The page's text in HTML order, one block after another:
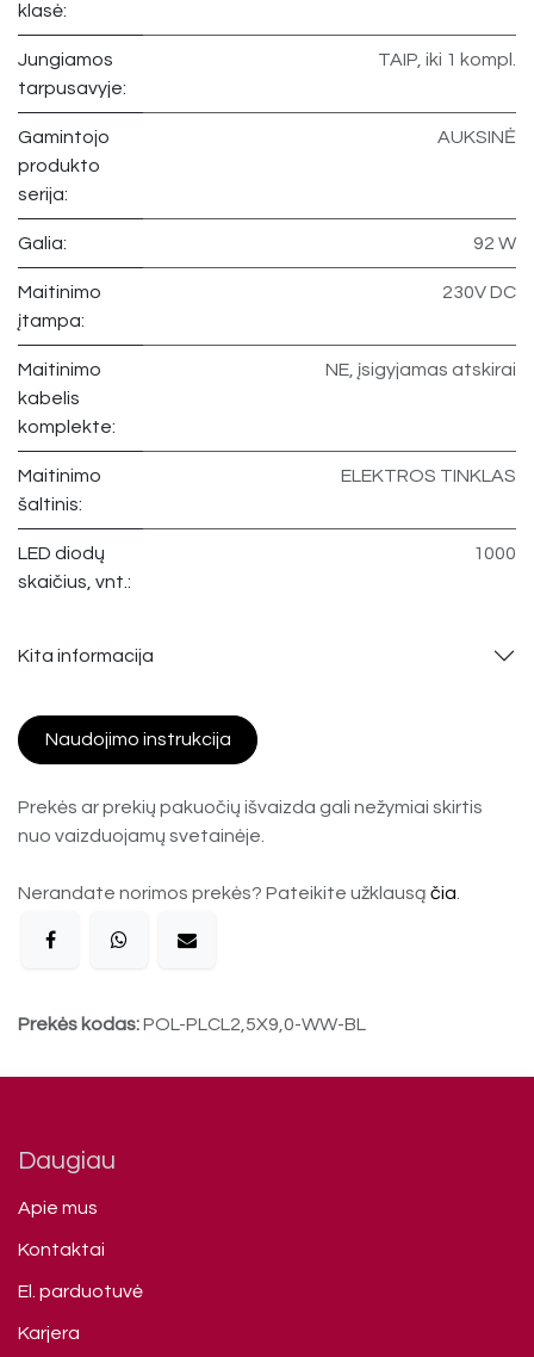
klasė:
Jungiamos
tarpusavyje:
TAIP, iki 1 kompl.
Gamintojo
produkto
serija:
AUKSINĖ
Galia: 92 W
Maitinimo
įtampa:
230V DC
Maitinimo
kabelis
komplekte:
NE, įsigyjamas atskirai
Maitinimo
šaltinis:
ELEKTROS TINKLAS
LED diodų
skaičius, vnt.:
1000
Kita informacija
Naudojimo instrukcija
Prekės ar prekių pakuočių išvaizda gali nežymiai skirtis
nuo vaizduojamų svetainėje.
Nerandate norimos prekės? Pateikite užklausą čia
Prekės kodas:POL-PLCL2,5X9,0-WW-BL
Daugiau
Apie mus
Kontaktai
El. parduotuvė
Karjera